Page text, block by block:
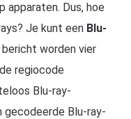
apparaten. Dus, hoe
Je kunt een Blu-
worden vier
regiocode
Blu-ray-
gecodeerde Blu-ray-